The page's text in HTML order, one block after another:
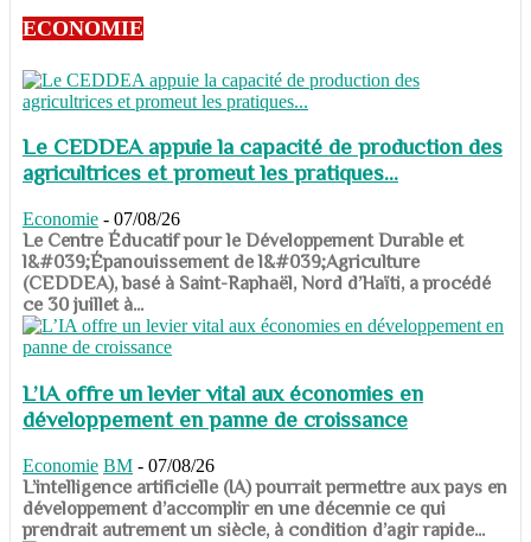
ECONOMIE
Le CEDDEA appuie la capacité de production des
agricultrices et promeut les pratiques...
Economie - 07/08/26
​​​​​​​Le Centre Éducatif pour le Développement Durable et
l&#039;Épanouissement de l&#039;Agriculture
(CEDDEA), basé à Saint-Raphaël, Nord d’Haïti, a procédé
ce 30 juillet à...
L’IA offre un levier vital aux économies en
développement en panne de croissance
Economie BM - 07/08/26
​​​​​​​L’intelligence artificielle (IA) pourrait permettre aux pays en
développement d’accomplir en une décennie ce qui
prendrait autrement un siècle, à condition d’agir rapide...